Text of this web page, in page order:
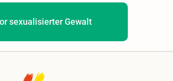
sexualisierter Gewalt